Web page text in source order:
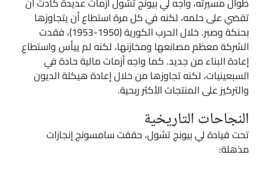
تقضي على حلمه، لكنه في كل مرة استطاع أن يتجاوزها
بحنكة وصبر. خلال الحرب الكورية (1950-1953)، فقدت
الشركة معظم مصانعها ومخازنها، لكنه لم ييأس واستطاع
إعادة البناء من جديد. كما واجه أزمات مالية حادة في
السبعينيات، لكنه تجاوزها من خلال إعادة هيكلة الديون
والتركيز على المنتجات الأكثر ربحية.
النجاحات التاريخية
تحت قيادة لي بيونج تشول، حققت سامسونج إنجازات
مذهلة: